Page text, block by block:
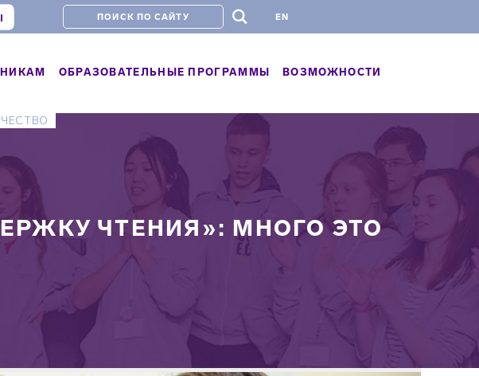
# EN
ОБРАЗОВАТЕЛЬНЫЕ ПРОГРАММЫ ВОЗМОЖНОСТИ
ЧТЕНИЯ»: МНОГО ЭТО